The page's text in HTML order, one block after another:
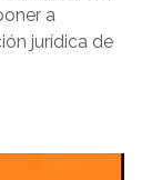
a
jurídica de